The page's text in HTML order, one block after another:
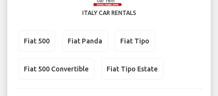
ITALY CAR RENTALS
Fiat 500 Fiat Panda Fiat Tipo
Fiat 500 Convertible Fiat Tipo Estate